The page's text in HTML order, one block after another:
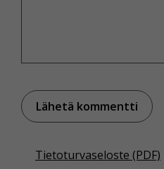
Tietoturvaseloste (PDF)